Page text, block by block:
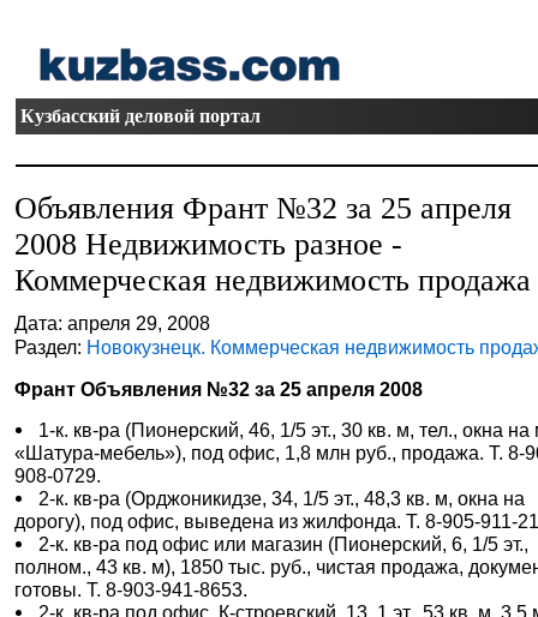
Кузбасский деловой портал
Объявления Франт №32 за 25 апреля
2008 Недвижимость разное -
Коммерческая недвижимость продажа
Дата: апреля 29, 2008
Раздел: Новокузнецк. Коммерческая недвижимость
Франт Объявления №32 за 25 апреля 2008
1-к. кв-ра (Пионерский, 46, 1/5 эт., 30 кв. м, тел., окна на
«Шатура-мебель»), под офис, 1,8 млн руб., продажа. Т. 8-
908-0729.
2-к. кв-ра (Орджоникидзе, 34, 1/5 эт., 48,3 кв. м, окна на
дорогу), под офис, выведена из жилфонда. Т. 8-905-911-
2-к. кв-ра под офис или магазин (Пионерский, 6, 1/5 эт.,
полном., 43 кв. м), 1850 тыс. руб., чистая продажа,
готовы. Т. 8-903-941-8653.
2-к. кв-ра под офис, К-строевский, 13, 1 эт., 53 кв. м, 3,5